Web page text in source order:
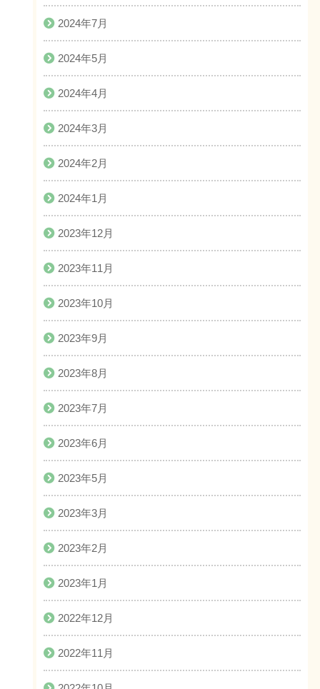
2024年7月
2024年5月
2024年4月
2024年3月
2024年2月
2024年1月
2023年12月
2023年11月
2023年10月
2023年9月
2023年8月
2023年7月
2023年6月
2023年5月
2023年3月
2023年2月
2023年1月
2022年12月
2022年11月